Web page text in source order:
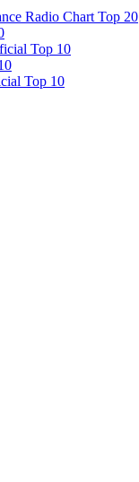
Radio Chart Top 20
Top 10
Top 10